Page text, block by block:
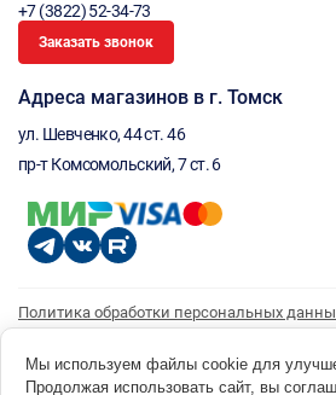
+7 (3822) 52-34-73
Заказать звонок
Адреса магазинов в г. Томск
ул. Шевченко, 44 ст. 46
пр-т Комсомольский, 7 ст. 6
Политика обработки персональных
Согласие на получение рассылки
Мы используем файлы cookie для
Продолжая использовать сайт, вы